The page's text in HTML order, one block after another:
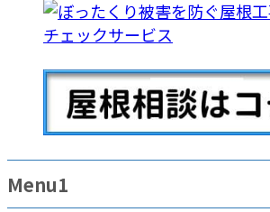
Menu1